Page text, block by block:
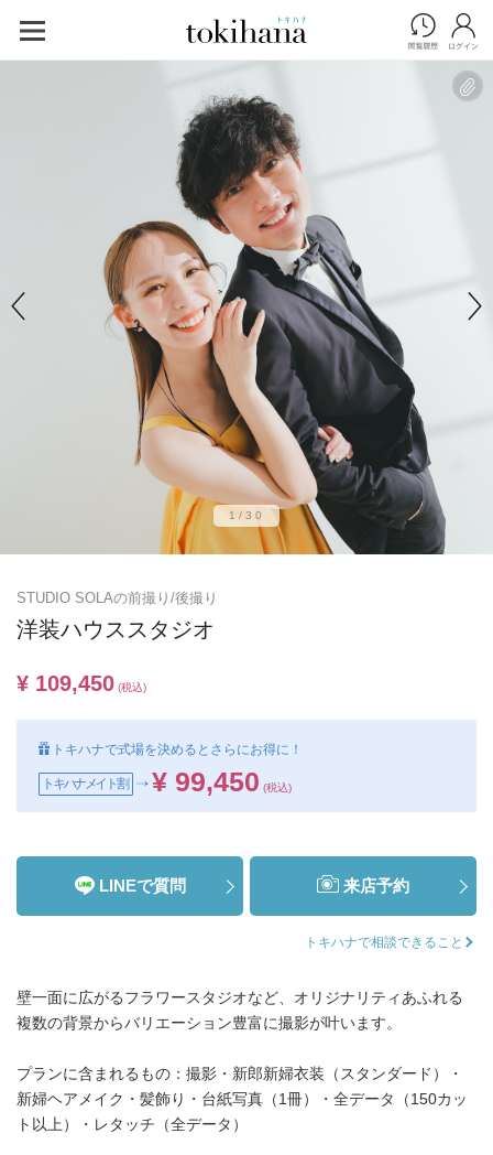
1/30
STUDIO SOLAの前撮り/後撮り
洋装ハウススタジオ
¥ 109,450 (税込)
トキハナで式場を決めるとさらにお得に！
トキハナメイト割 ¥ 99,450 (税込)
LINEで質問 来店予約
トキハナで相談できること
壁一面に広がるフラワースタジオなど、オリジナリティあふれる
複数の背景からバリエーション豊富に撮影が叶います。
プランに含まれるもの：撮影・新郎新婦衣装（スタンダード）・
新婦ヘアメイク・髪飾り・台紙写真（1冊）・全データ（150カッ
ト以上）・レタッチ（全データ）